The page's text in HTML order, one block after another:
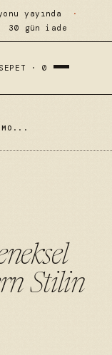
yayında
·
30 gün iade
SEPET ·0
MO...
Stilin